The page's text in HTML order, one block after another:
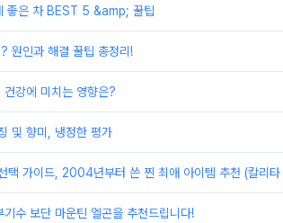
좋은 차 BEST 5 &amp; 꿀팁
원인과 해결 꿀팁 총정리!
강에 미치는 영향은?
및 향미, 냉정한 평가
택 가이드, 2004년부터 쓴 찐 최애 아이템 추천 (칼리타
수 보단 마운틴 엘곤을 추천드립니다!